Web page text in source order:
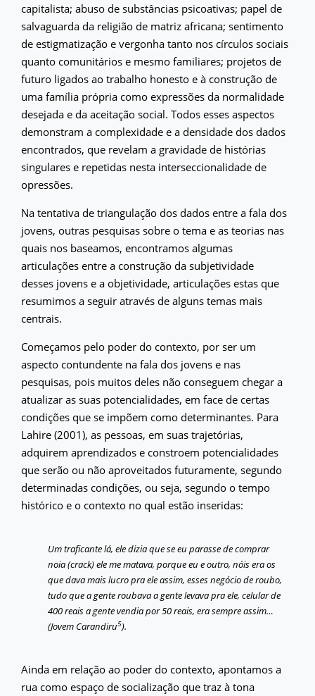
capitalista; abuso de substâncias psicoativas; papel de
salvaguarda da religião de matriz africana; sentimento
de estigmatização e vergonha tanto nos círculos sociais
quanto comunitários e mesmo familiares; projetos de
futuro ligados ao trabalho honesto e à construção de
uma família própria como expressões da normalidade
desejada e da aceitação social. Todos esses aspectos
demonstram a complexidade e a densidade dos dados
encontrados, que revelam a gravidade de histórias
singulares e repetidas nesta interseccionalidade de
opressões.
Na tentativa de triangulação dos dados entre a fala dos
jovens, outras pesquisas sobre o tema e as teorias nas
quais nos baseamos, encontramos algumas
articulações entre a construção da subjetividade
desses jovens e a objetividade, articulações estas que
resumimos a seguir através de alguns temas mais
centrais.
Começamos pelo poder do contexto, por ser um
aspecto contundente na fala dos jovens e nas
pesquisas, pois muitos deles não conseguem chegar a
atualizar as suas potencialidades, em face de certas
condições que se impõem como determinantes. Para
Lahire (2001), as pessoas, em suas trajetórias,
adquirem aprendizados e constroem potencialidades
que serão ou não aproveitados futuramente, segundo
determinadas condições, ou seja, segundo o tempo
histórico e o contexto no qual estão inseridas:
Um traficante lá, ele dizia que se eu parasse de comprar
noia (crack) ele me matava, porque eu e outro, nóis era os
que dava mais lucro pra ele assim, esses negócio de roubo,
tudo que a gente roubava a gente levava pra ele, celular de
400 reais a gente vendia por 50 reais, era sempre assim…
(Jovem Carandiru5).
Ainda em relação ao poder do contexto, apontamos a
rua como espaço de socialização que traz à tona